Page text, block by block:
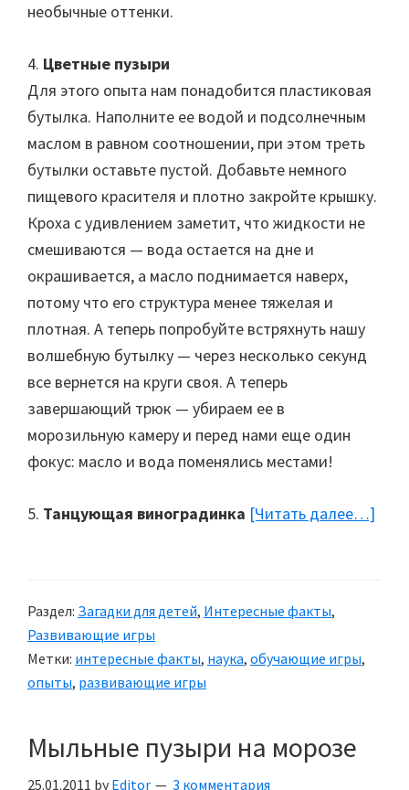
необычные оттенки.
4. Цветные пузыри
Для этого опыта нам понадобится пластиковая
бутылка. Наполните ее водой и подсолнечным
маслом в равном соотношении, при этом треть
бутылки оставьте пустой. Добавьте немного
пищевого красителя и плотно закройте крышку.
Кроха с удивлением заметит, что жидкости не
смешиваются — вода остается на дне и
окрашивается, а масло поднимается наверх,
потому что его структура менее тяжелая и
плотная. А теперь попробуйте встряхнуть нашу
волшебную бутылку — через несколько секунд
все вернется на круги своя. А теперь
завершающий трюк — убираем ее в
морозильную камеру и перед нами еще один
фокус: масло и вода поменялись местами!
5. Танцующая виноградинка [Читать далее…]
Раздел: Загадки для детей, Интересные факты,
Развивающие игры
Метки: интересные факты, наука, обучающие игры,
опыты, развивающие игры
Мыльные пузыри на морозе
25.01.2011 by Editor 3 комментария